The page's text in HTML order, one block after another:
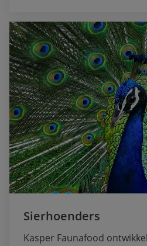
Sierhoenders
Kasper Faunafood